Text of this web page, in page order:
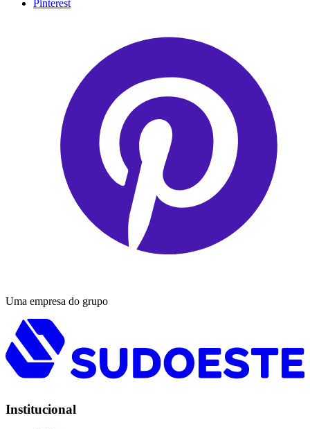
Pinterest
Uma empresa do grupo
Institucional